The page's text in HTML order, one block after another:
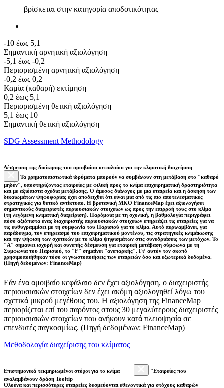
βρίσκεται στην κατηγορία αποδοτικότητας
-10 έως 5,1
Σημαντική αρνητική αξιολόγηση
-5,1 έως -0,2
Περιορισμένη αρνητική αξιολόγηση
-0,2 έως 0,2
Καμία (καθαρή) εκτίμηση
0,2 έως 5,1
Περιορισμένη θετική αξιολόγηση
5,1 έως 10
Σημαντική θετική αξιολόγηση
SDG Assessment Methodology
Δέσμευση της διοίκησης του αμοιβαίου κεφαλαίου για την κλιματική διαχείριση
Τα χρηματοπιστωτικά ιδρύματα μπορούν να συμβάλουν στη μετάβαση στο "καθαρό
μηδέν", υποστηρίζοντας εταιρείες με φιλική προς το κλίμα επιχειρηματική δραστηριότητα
και με αξιόπιστα σχέδια μετάβασης. Ο άμεσος διάλογος με μια εταιρεία και η άσκηση των
δικαιωμάτων ψηφοφορίας έχει αποδειχθεί ότι είναι μια από τις πιο αποτελεσματικές
στρατηγικές για θετικό αντίκτυπο. Η βρετανική ΜΚΟ FinanceMap έχει αξιολογήσει
σημαντικούς διαχειριστές περιουσιακών στοιχείων ως προς την επιρροή τους στο κλίμα
(τη λεγόμενη κλιματική διαχείριση). Παρόμοια με τη σχολική, η βαθμολογία περιγράφει
πόσο αξιόπιστα ένας διαχειριστής περιουσιακών στοιχείων επηρεάζει τις εταιρείες για να
τις ευθυγραμμίσει με τη συμφωνία του Παρισιού για το κλίμα. Αυτό περιλαμβάνει, για
παράδειγμα, τον επηρεασμό του επιχειρηματικού μοντέλου, τις στρατηγικές κλιμάκωσης
και την ψήφιση των σχετικών με το κλίμα ψηφισμάτων στις συνεδριάσεις των μετόχων. Το
"Α" σημαίνει ισχυρή και συνεπής δέσμευση για εταιρική μετάβαση σύμφωνα με τη
Συμφωνία του Παρισιού, το "F" σημαίνει "ανεπαρκής". Γι’ αυτόν τον σκοπό
χρησιμοποιήθηκαν τόσο οι γνωστοποιήσεις των εταιρειών όσο και εξωτερικά δεδομένα.
(Πηγή δεδομένων: FinanceMap)
Εάν ένα αμοιβαίο κεφάλαιο δεν έχει αξιολόγηση, ο διαχειριστής
περιουσιακών στοιχείων δεν έχει ακόμη αξιολογηθεί λόγω του
σχετικά μικρού μεγέθους του. Η αξιολόγηση της FinanceMap
περιορίζεται επί του παρόντος στους 30 μεγαλύτερους διαχειριστές
περιουσιακών στοιχείων που ανήκουν κατά πλειοψηφία σε
επενδυτές παγκοσμίως. (Πηγή δεδομένων: FinanceMap)
Μεθοδολογία διαχείρισης του κλίματος
Επιστημονικά τεκμηριωμένοι στόχοι για το κλίμα
"Εταιρείες που
αναλαμβάνουν δράση Tooltip
Ολοένα και περισσότερες εταιρείες δεσμεύονται εθελοντικά για στόχους καθαρών